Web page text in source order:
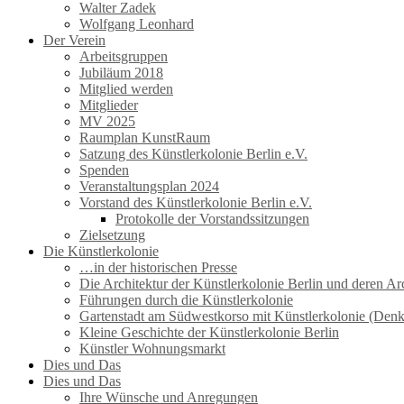
Walter Zadek
Wolfgang Leonhard
Der Verein
Arbeitsgruppen
Jubiläum 2018
Mitglied werden
Mitglieder
MV 2025
Raumplan KunstRaum
Satzung des Künstlerkolonie Berlin e.V.
Spenden
Veranstaltungsplan 2024
Vorstand des Künstlerkolonie Berlin e.V.
Protokolle der Vorstandssitzungen
Zielsetzung
Die Künstlerkolonie
…in der historischen Presse
Die Architektur der Künstlerkolonie Berlin und deren
Führungen durch die Künstlerkolonie
Gartenstadt am Südwestkorso mit Künstlerkolonie
Kleine Geschichte der Künstlerkolonie Berlin
Künstler Wohnungsmarkt
Dies und Das
Dies und Das
Ihre Wünsche und Anregungen